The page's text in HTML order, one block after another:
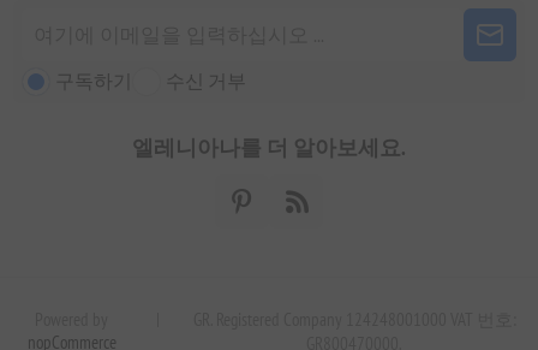
구독하기 수신 거부
엘레니아나를 더 알아보세요.
nopCommerce